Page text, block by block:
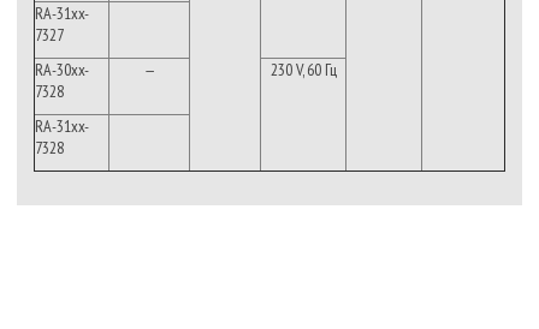
RA-31xx-
7327
RA-30xx-
7328
— 230 V, 60 Гц
RA-31xx-
7328